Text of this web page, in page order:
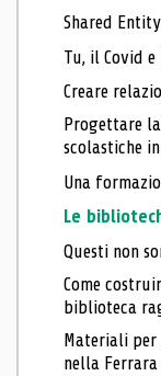
Shared
Tu, il Covid
Creare
Progettare
scolastiche
Una
Le
Questi non
Come
biblioteca
Materiali
nella